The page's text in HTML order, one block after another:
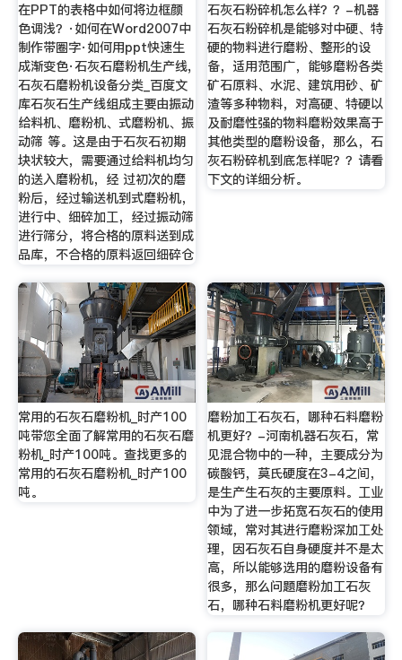
在PPT的表格中如何将边框颜
色调浅？·如何在Word2007中
制作带圈字·如何用ppt快速生
成渐变色·石灰石磨粉机生产线,
石灰石磨粉机设备分类_百度文
库石灰石生产线组成主要由振动
给料机、磨粉机、式磨粉机、振
动筛 等。这是由于石灰石初期
块状较大，需要通过给料机均匀
的送入磨粉机，经 过初次的磨
粉后，经过输送机到式磨粉机，
进行中、细碎加工，经过振动筛
进行筛分，将合格的原料送到成
品库，不合格的原料返回细碎仓
石灰石粉碎机怎么样？？-机器
石灰石粉碎机是能够对中硬、特
硬的物料进行磨粉、整形的设
备，适用范围广，能够磨粉各类
矿石原料、水泥、建筑用砂、矿
渣等多种物料，对高硬、特硬以
及耐磨性强的物料磨粉效果高于
其他类型的磨粉设备，那么，石
灰石粉碎机到底怎样呢？？请看
下文的详细分析。
常用的石灰石磨粉机_时产100
吨带您全面了解常用的石灰石磨
粉机_时产100吨。查找更多的
常用的石灰石磨粉机_时产100
吨。
磨粉加工石灰石，哪种石料磨粉
机更好？-河南机器石灰石，常
见混合物中的一种，主要成分为
碳酸钙，莫氏硬度在3-4之间，
是生产生石灰的主要原料。工业
中为了进一步拓宽石灰石的使用
领域，常对其进行磨粉深加工处
理，因石灰石自身硬度并不是太
高，所以能够选用的磨粉设备有
很多，那么问题磨粉加工石灰
石，哪种石料磨粉机更好呢？